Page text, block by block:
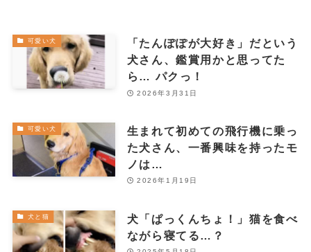
可愛い犬
「たんぽぽが大好き」だという
犬さん、鑑賞用かと思ってた
ら… パクっ！
2026年3月31日
可愛い犬
生まれて初めての飛行機に乗っ
た犬さん、一番興味を持ったモ
ノは…
2026年1月19日
犬と猫
犬「ぱっくんちょ！」猫を食べ
ながら寝てる…？